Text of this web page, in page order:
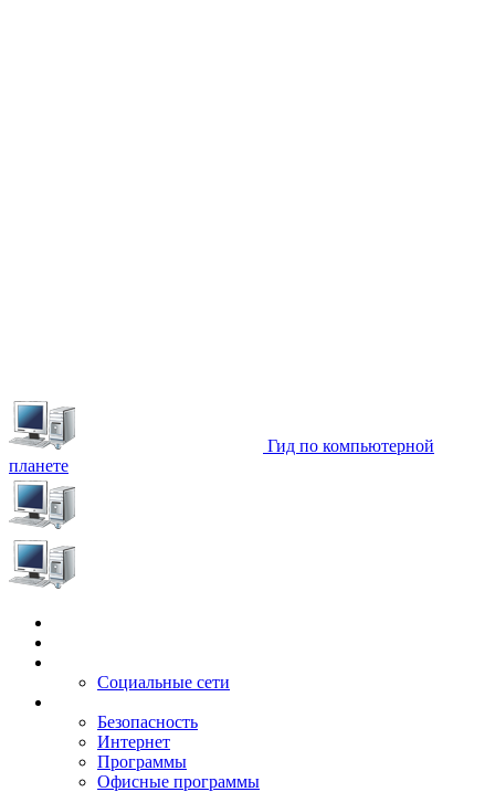
Гид по компьютерной
планете
Социальные сети
Безопасность
Интернет
Программы
Офисные программы